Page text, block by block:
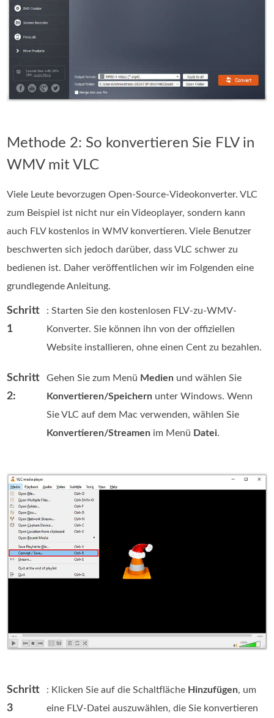
Methode 2: So konvertieren Sie FLV in
WMV mit VLC
Viele Leute bevorzugen Open-Source-Videokonverter. VLC
zum Beispiel ist nicht nur ein Videoplayer, sondern kann
auch FLV kostenlos in WMV konvertieren. Viele Benutzer
beschwerten sich jedoch darüber, dass VLC schwer zu
bedienen ist. Daher veröffentlichen wir im Folgenden eine
grundlegende Anleitung.
Schritt
1
: Starten Sie den kostenlosen FLV-zu-WMV-
Konverter. Sie können ihn von der offiziellen
Website installieren, ohne einen Cent zu bezahlen.
Schritt
2:
Gehen Sie zum Menü Medien und wählen Sie
Konvertieren/Speichern unter Windows. Wenn
Sie VLC auf dem Mac verwenden, wählen Sie
Konvertieren/Streamen im Menü Datei.
Schritt
3
: Klicken Sie auf die Schaltfläche Hinzufügen, um
eine FLV-Datei auszuwählen, die Sie konvertieren